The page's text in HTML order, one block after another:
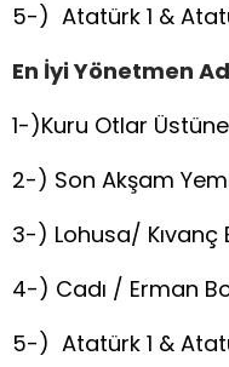
5-) Atatürk 1 &
En İyi Yönetmen
1-)Kuru Otlar
2-) Son Akşam
3-) Lohusa/ Kıvanç
4-) Cadı / Erman
5-) Atatürk 1 &